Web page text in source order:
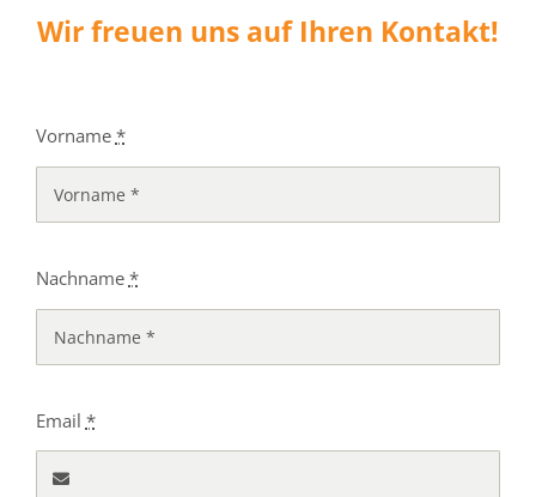
Wir freuen uns auf Ihren Kontakt!
Vorname *
Nachname *
Email *